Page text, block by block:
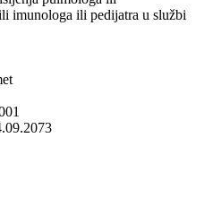
imunologa ili pedijatra u službi